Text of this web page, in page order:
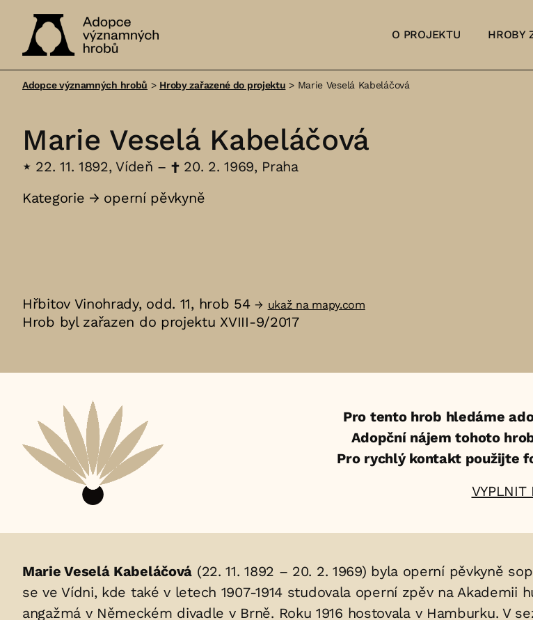
významných
O PROJEKTU HROBY
Adopce významných hrobů > Hroby zařazené do projektu > Marie Veselá Kabeláčová
Marie Veselá Kabeláčová
⋆ 22. 11. 1892, Vídeň – †20. 2. 1969, Praha
Kategorie → operní pěvkyně
Hřbitov Vinohrady, odd. 11, hrob 54→ ukaž na mapy.com
Hrob byl zařazen do projektu XVIII-9/2017
Pro tento hrob hledáme
Adopční nájem tohoto
Pro rychlý kontakt použijte
VYPLNIT
Životopis
osoby/osob
Marie Veselá Kabeláčová (22. 11. 1892 – 20. 2. 1969) byla operní pěvkyně
se ve Vídni, kde také v letech 1907-1914 studovala operní zpěv na Akademii
angažmá v Německém divadle v Brně. Roku 1916 hostovala v Hamburku. V